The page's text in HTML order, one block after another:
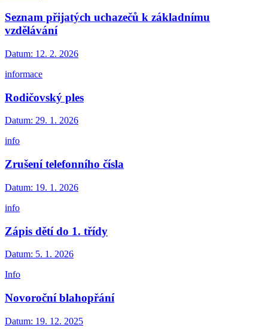
Seznam přijatých uchazečů k základnímu
vzdělávání
Datum: 12. 2. 2026
informace
Rodičovský ples
Datum: 29. 1. 2026
info
Zrušení telefonního čísla
Datum: 19. 1. 2026
info
Zápis dětí do 1. třídy
Datum: 5. 1. 2026
Info
Novoroční blahopřání
Datum: 19. 12. 2025